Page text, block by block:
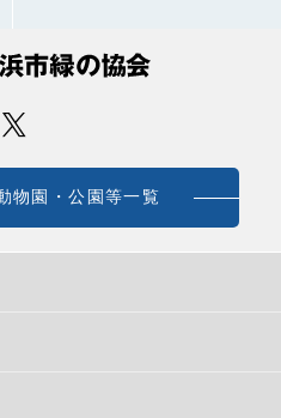
物園・公園等一覧